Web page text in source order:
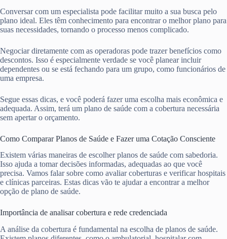
Conversar com um especialista pode facilitar muito a sua busca pelo
plano ideal. Eles têm conhecimento para encontrar o melhor plano para
suas necessidades, tornando o processo menos complicado.
Negociar diretamente com as operadoras pode trazer benefícios como
descontos. Isso é especialmente verdade se você planear incluir
dependentes ou se está fechando para um grupo, como funcionários de
uma empresa.
Segue essas dicas, e você poderá fazer uma escolha mais econômica e
adequada. Assim, terá um plano de saúde com a cobertura necessária
sem apertar o orçamento.
Como Comparar Planos de Saúde e Fazer uma Cotação Consciente
Existem várias maneiras de escolher planos de saúde com sabedoria.
Isso ajuda a tomar decisões informadas, adequadas ao que você
precisa. Vamos falar sobre como avaliar coberturas e verificar hospitais
e clínicas parceiras. Estas dicas vão te ajudar a encontrar a melhor
opção de plano de saúde.
Importância de analisar cobertura e rede credenciada
A análise da cobertura é fundamental na escolha de planos de saúde.